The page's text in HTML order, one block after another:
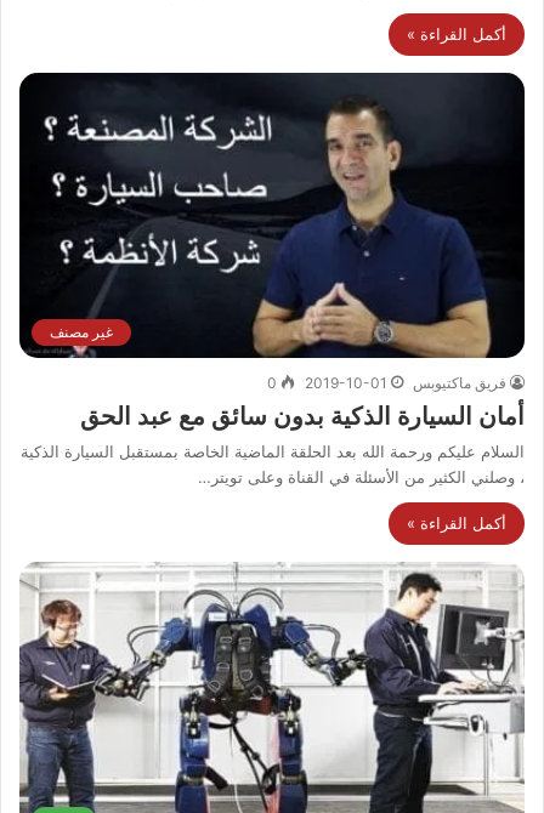
أكمل القراءة »
غير مصنف
فريق ماكتيوبس 2019-10-01
0
أمان السيارة الذكية بدون سائق مع عبد الحق
السلام عليكم ورحمة الله بعد الحلقة الماضية الخاصة بمستقبل السيارة الذكية
، وصلني الكثير من الأسئلة في القناة وعلى تويتر…
أكمل القراءة »